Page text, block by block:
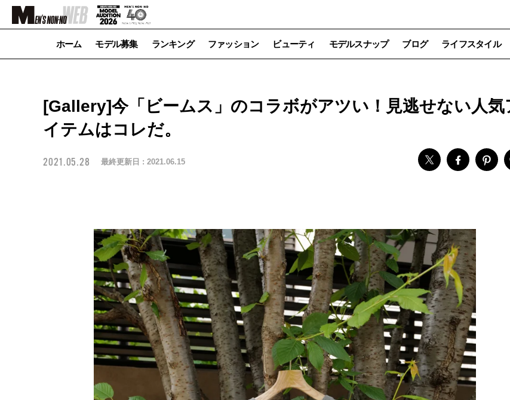
ホーム モデル募集 ランキング ファッション ビューティ モデルスナップ ブログ ライフスタイル
[Gallery]今「ビームス」のコラボがアツい！見逃せない人気
イテムはコレだ。
2021.05.28 最終更新日 : 2021.06.15